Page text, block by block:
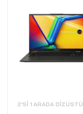
2'SI 1 ARADA DIZÜSTÜ